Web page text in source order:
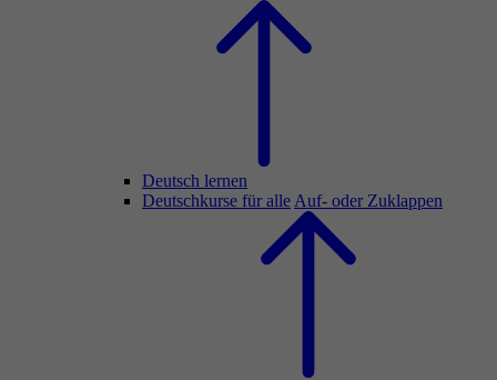
Deutsch lernen
Deutschkurse für alle Auf- oder Zuklappen